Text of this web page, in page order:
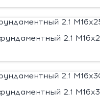
2.1
2.1